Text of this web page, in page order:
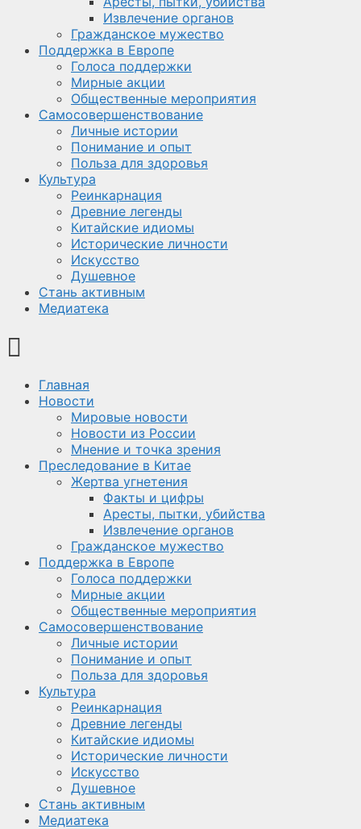
Извлечение органов
Гражданское мужество
Поддержка в Европе
Голоса поддержки
Мирные акции
Общественные мероприятия
Самосовершенствование
Личные истории
Понимание и опыт
Польза для здоровья
Культура
Реинкарнация
Древние легенды
Китайские идиомы
Исторические личности
Искусство
Душевное
Стань активным
Медиатека
Главная
Новости
Мировые новости
Новости из России
Мнение и точка зрения
Преследование в Китае
Жертва угнетения
Факты и цифры
Аресты, пытки, убийства
Извлечение органов
Гражданское мужество
Поддержка в Европе
Голоса поддержки
Мирные акции
Общественные мероприятия
Самосовершенствование
Личные истории
Понимание и опыт
Польза для здоровья
Культура
Реинкарнация
Древние легенды
Китайские идиомы
Исторические личности
Искусство
Душевное
Стань активным
Медиатека